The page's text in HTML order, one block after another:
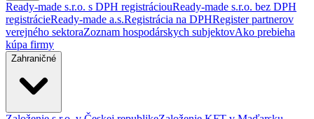
Ready-made s.r.o. s DPH registráciouReady-made s.r.o. bez DPH
registrácieReady-made a.s.Registrácia na DPHRegister partnerov
verejného sektoraZoznam hospodárskych subjektovAko prebieha
kúpa firmy
Zahraničné